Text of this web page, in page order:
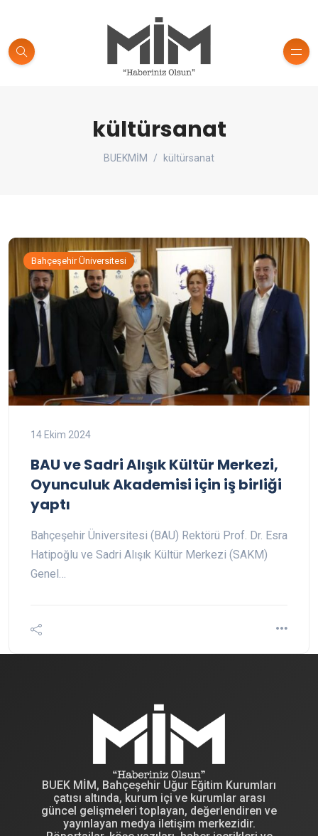
kültürsanat
BUEKMİM kültürsanat
Bahçeşehir Üniversitesi
14 Ekim 2024
BAU ve Sadri Alışık Kültür Merkezi,
Oyunculuk Akademisi için iş birliği
yaptı
Bahçeşehir Üniversitesi (BAU) Rektörü Prof. Dr. Esra
Hatipoğlu ve Sadri Alışık Kültür Merkezi (SAKM)
Genel…
BUEK MİM, Bahçeşehir Uğur Eğitim Kurumları
çatısı altında, kurum içi ve kurumlar arası
güncel gelişmeleri toplayan, değerlendiren ve
yayınlayan medya iletişim merkezidir.